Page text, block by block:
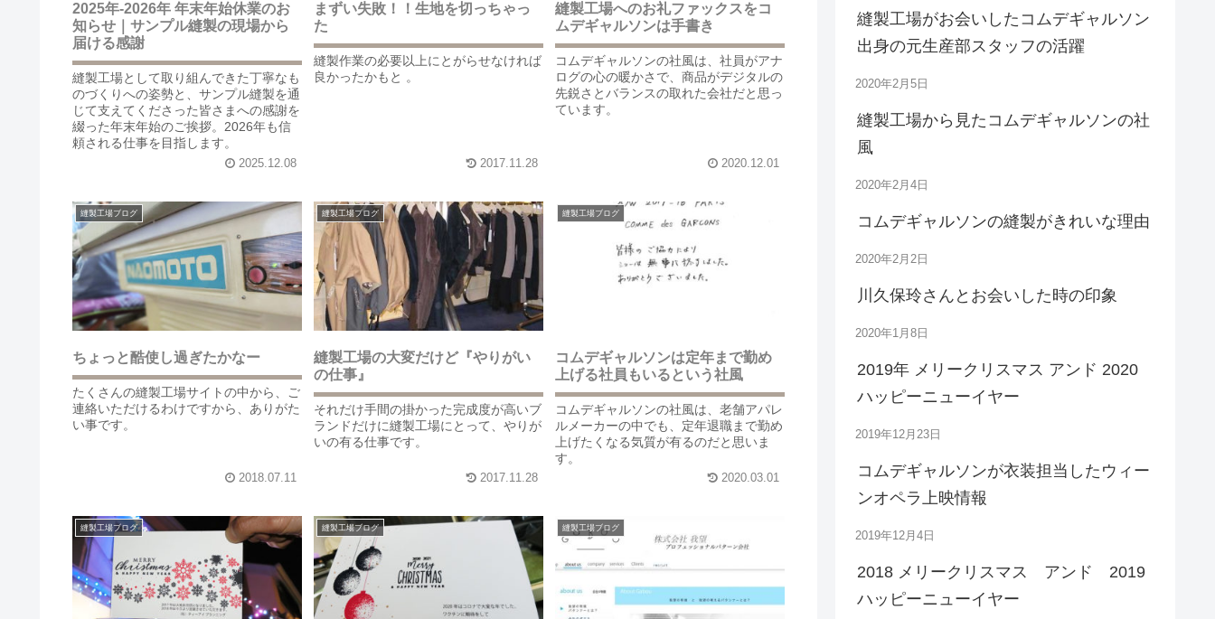
2025年-2026年 年末年始休業のお
知らせ｜サンプル縫製の現場から
届ける感謝
縫製工場として取り組んできた丁寧なも
のづくりへの姿勢と、サンプル縫製を通
じて支えてくださった皆さまへの感謝を
綴った年末年始のご挨拶。2026年も信
頼される仕事を目指します。
2025.12.08
まずい失敗！！生地を切っちゃっ
た
縫製作業の必要以上にとがらせなければ
良かったかもと 。
2017.11.28
縫製工場へのお礼ファックスをコ
ムデギャルソンは手書き
コムデギャルソンの社風は、社員がアナ
ログの心の暖かさで、商品がデジタルの
先鋭さとバランスの取れた会社だと思っ
ています。
2020.12.01
縫製工場ブログ
ちょっと酷使し過ぎたかなー
たくさんの縫製工場サイトの中から、ご
連絡いただけるわけですから、ありがた
い事です。
2018.07.11
縫製工場ブログ
縫製工場の大変だけど『やりがい
の仕事』
それだけ手間の掛かった完成度が高いブ
ランドだけに縫製工場にとって、やりが
いの有る仕事です。
2017.11.28
縫製工場ブログ
コムデギャルソンは定年まで勤め
上げる社員もいるという社風
コムデギャルソンの社風は、老舗アパレ
ルメーカーの中でも、定年退職まで勤め
上げたくなる気質が有るのだと思いま
す。
2020.03.01
縫製工場ブログ 縫製工場ブログ 縫製工場ブログ
縫製工場がお会いしたコムデギャルソン
出身の元生産部スタッフの活躍
2020年2月5日
縫製工場から見たコムデギャルソンの社
風
2020年2月4日
コムデギャルソンの縫製がきれいな理由
2020年2月2日
川久保玲さんとお会いした時の印象
2020年1月8日
2019年 メリークリスマス アンド 2020
ハッピーニューイヤー
2019年12月23日
コムデギャルソンが衣装担当したウィー
ンオペラ上映情報
2019年12月4日
2018 メリークリスマス アンド 2019
ハッピーニューイヤー